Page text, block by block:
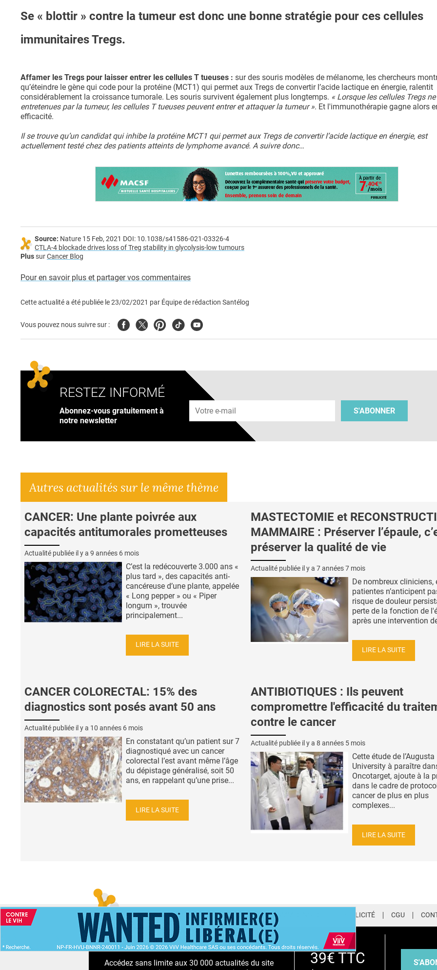
Se « blottir » contre la tumeur est donc une bonne stratégie pour ces cellules
immunitaires Tregs.
Affamer les Tregs pour laisser entrer les cellules T tueuses : sur des souris modèles de mélanome, les chercheurs
qu’éteindre le gène qui code pour la protéine (MCT1) qui permet aux Tregs de convertir l’acide lactique en énergie, ralentit
considérablement la croissance tumorale. Les souris survivent également plus longtemps. « Lorsque les cellules Tregs
entretenues par la tumeur, les cellules T tueuses peuvent entrer et attaquer la tumeur ». Et l'immunothérapie gagne alors
efficacité.
Il se trouve qu’un candidat qui inhibe la protéine MCT1 qui permet aux Tregs de convertir l’acide lactique en énergie, est
actuellement testé chez des patients atteints de lymphome avancé. A suivre donc…
Source: Nature 15 Feb, 2021 DOI: 10.1038/s41586-021-03326-4
CTLA-4 blockade drives loss of Treg stability in glycolysis-low tumours
PlussurCancer Blog
Pour en savoir plus et partager vos commentaires
Cette actualité a été publiée le23/02/2021 par Équipe de rédaction Santélog
Vous pouvez nous suivre sur : FacebookTwitterPinterest
TiktokYoutube
RESTEZ INFORMÉ
Abonnez-vous gratuitement à
notre newsletter
Adresse e-mail
S'ABONNER
Autres actualités sur le même thème
CANCER: Une plante poivrée aux
capacités antitumorales prometteuses
Actualité publiée il y a 9 années 6 mois
C’est la redécouverte 3.000 ans «
plus tard », des capacités anti-
cancéreuse d’une plante, appelée
« Long pepper » ou « Piper
longum », trouvée
principalement...
LIRE LA SUITE
MASTECTOMIE et
MAMMAIRE : Préserver l’épaule,
préserver la qualité de vie
Actualité publiée il y a 7 années 7 mois
De nombreux cliniciens,
patientes n’anticipent
risque de douleur
perte de la fonction de
après une intervention
LIRE LA SUITE
CANCER COLORECTAL: 15% des
diagnostics sont posés avant 50 ans
Actualité publiée il y a 10 années 6 mois
En constatant qu’un patient sur 7
diagnostiqué avec un cancer
colorectal l’est avant même l’âge
du dépistage généralisé, soit 50
ans, en rappelant qu’une prise...
LIRE LA SUITE
ANTIBIOTIQUES : Ils peuvent
compromettre l'efficacité du
contre le cancer
Actualité publiée il y a 8 années 5 mois
Cette étude de l’Augusta
University à paraître
Oncotarget, ajoute à la
dans le cadre de
cancer de plus en plus
complexes...
LIRE LA SUITE
ACCUEIL NEWSLETTER QUI SOMMES-NOUS ? PUBLICITÉ CGU
ABONNEMENT PREMIUM
Accédez sans limite aux 30 000 actualités du site
39€ TTC